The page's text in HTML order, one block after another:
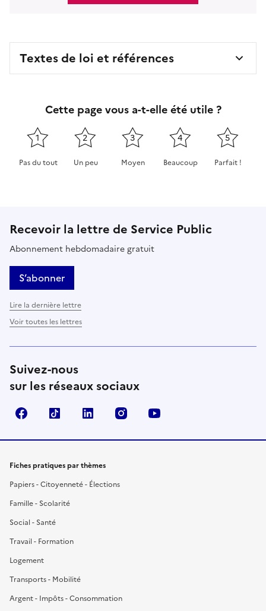
Textes de loi et références
Cette page vous a-t-elle été utile ?
1
Pas du tout
2
Un peu
3
Moyen
4
Beaucoup
5
Parfait !
Recevoir la lettre de Service Public
Abonnement hebdomadaire gratuit
S’abonner
Lire la dernière lettre
Voir toutes les lettres
Suivez-nous
sur les réseaux sociaux
FacebookTikTok LinkedIn Instagram
Fiches pratiques par thèmes
Papiers - Citoyenneté - Élections
Famille - Scolarité
Social - Santé
Travail - Formation
Logement
Transports - Mobilité
Argent - Impôts - Consommation